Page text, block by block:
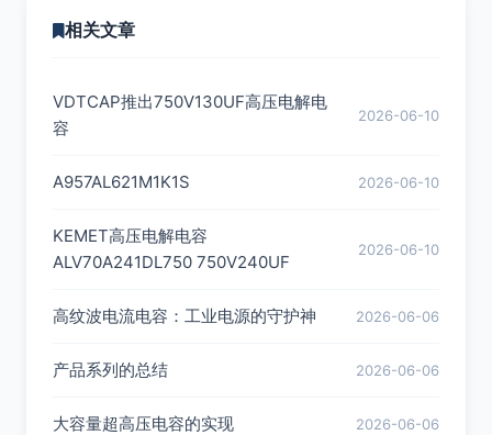
相关文章
VDTCAP推出750V130UF高压电解电
容
2026-06-10
A957AL621M1K1S 2026-06-10
KEMET高压电解电容
ALV70A241DL750 750V240UF
2026-06-10
高纹波电流电容：工业电源的守护神 2026-06-06
产品系列的总结 2026-06-06
大容量超高压电容的实现 2026-06-06